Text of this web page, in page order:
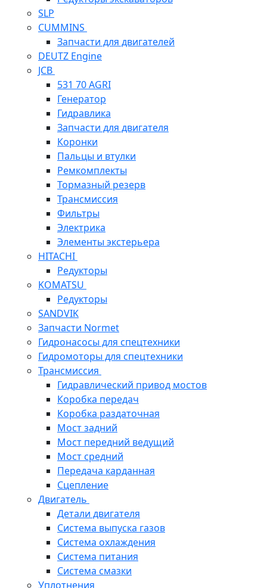
SLP
CUMMINS
Запчасти для двигателей
DEUTZ Engine
JCB
531 70 AGRI
Генератор
Гидравлика
Запчасти для двигателя
Коронки
Пальцы и втулки
Ремкомплекты
Тормазный резерв
Трансмиссия
Фильтры
Электрика
Элементы экстерьера
HITACHI
Редукторы
KOMATSU
Редукторы
SANDVIK
Запчасти Normet
Гидронасосы для спецтехники
Гидромоторы для спецтехники
Трансмиссия
Гидравлический привод мостов
Коробка передач
Коробка раздаточная
Мост задний
Мост передний ведущий
Мост средний
Передача карданная
Сцепление
Двигатель
Детали двигателя
Система выпуска газов
Система охлаждения
Система питания
Система смазки
Уплотнения